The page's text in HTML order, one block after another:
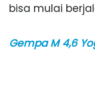
bisa mulai
Gempa M 4,6